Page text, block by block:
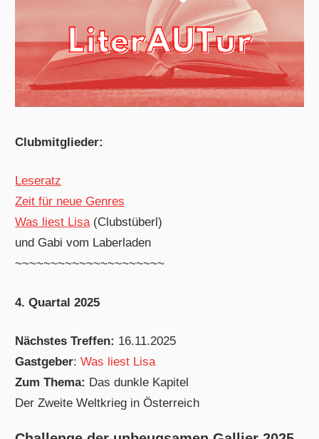
Clubmitglieder:
Leseratz
Zeit für neue Genres
Was liest Lisa(Clubstüberl)
und Gabi vom Laberladen
~~~~~~~~~~~~~~~~~~~~~
4. Quartal 2025
Nächstes Treffen: 16.11.2025
Gastgeber:Was liest Lisa
Zum Thema: Das dunkle Kapitel
Der Zweite Weltkrieg in Österreich